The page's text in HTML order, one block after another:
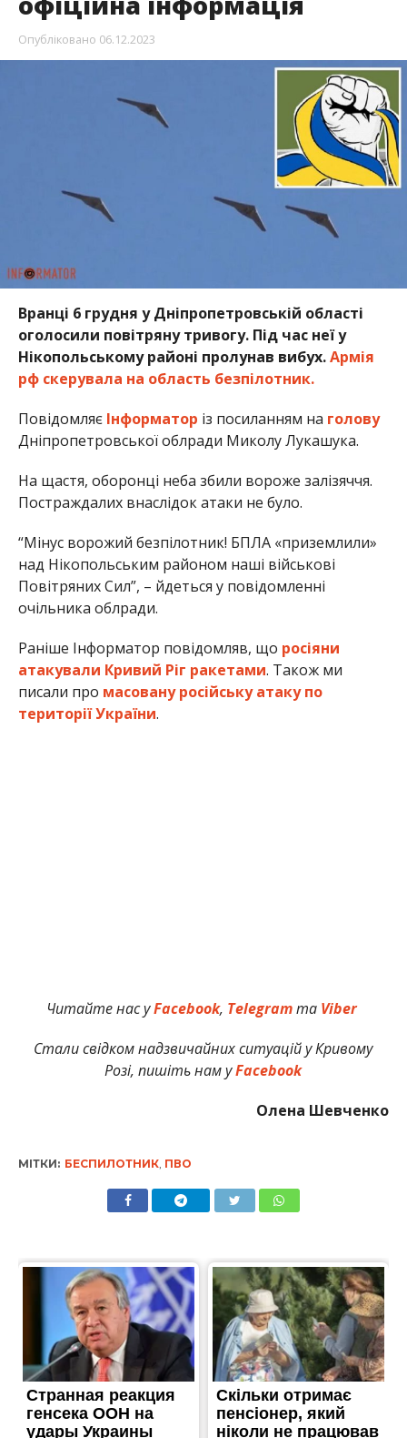
Опубліковано 06.12.2023
Вранці 6 грудня у Дніпропетровській області
оголосили повітряну тривогу. Під час неї у
Нікопольському районі пролунав вибух.Армія
рф скерувала на область безпілотник.
Повідомляє Інформатор із посиланням на голову
Дніпропетровської облради Миколу Лукашука.
На щастя, оборонці неба збили вороже залізяччя.
Постраждалих внаслідок атаки не було.
“Мінус ворожий безпілотник! БПЛА «приземлили»
над Нікопольським районом наші військові
Повітряних Сил”, – йдеться у повідомленні
очільника облради.
Раніше Інформатор повідомляв, що росіяни
атакували Кривий Ріг ракетами. Також ми
писали про масовану російську атаку по
території України.
Читайте нас уFacebook, Telegramта Viber
Стали свідком надзвичайних ситуацій у Кривому
Розі, пишіть нам уFacebook
Олена Шевченко
МІТКИ: БЕСПИЛОТНИК, ПВО